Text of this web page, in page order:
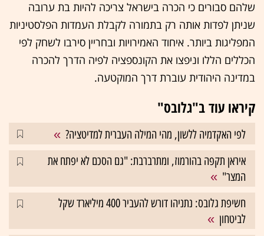
שלהם סבורים כי הכרה בישראל צריכה להיות בת ערובה
שניתן לפדות אותה רק בתמורה לקבלת העמדות הפלסטיניות
המפליגות ביותר. איחוד האמירויות ובחריין סירבו לשחק לפי
הכללים הללו וניפצו את הקונספציה לפיה הדרך להכרה
במדינה היהודית עוברת דרך המוקטעה.
קיראו עוד ב"גלובס"
לפי האקדמיה ללשון, מהי המילה העברית למדיטציה?
איראן תקפה בהורמוז, ומתרברבת: "גם הסכם לא יפתח את
המצר"
חשיפת גלובס: נתניהו דורש להעביר 400 מיליארד שקל
לביטחון